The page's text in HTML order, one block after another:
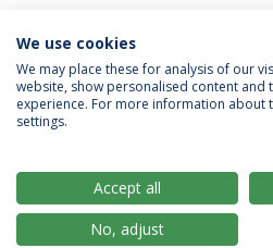
PRÓXIMOS EVENTOS
Política de Privacidade
© 2026 Universidade
We use cookies
We may place these for analysis of our
website, show personalised content and
experience. For more information about
settings.
Accept all
No, adjust